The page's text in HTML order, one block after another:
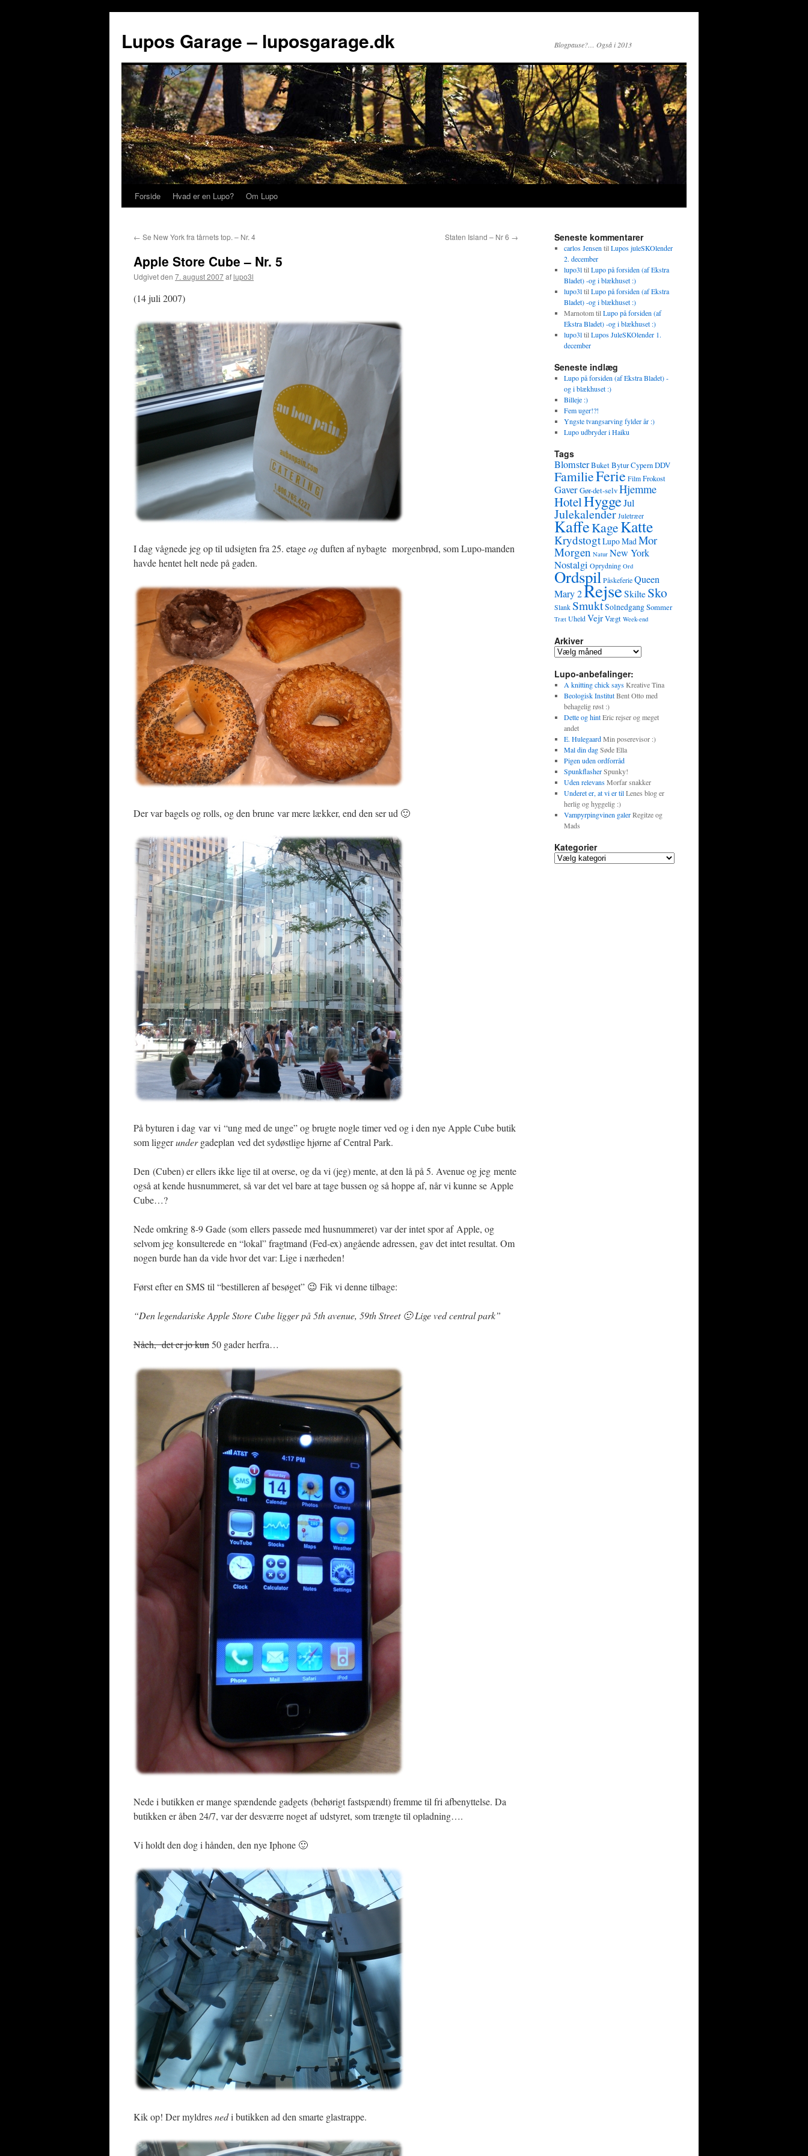
Lupos Garage – luposgarage.dk Blogpause?… Også i 2013
Forside Hvad er en Lupo? Om Lupo
← Se New York fra tårnets top. – Nr. 4 Staten Island – Nr 6 →
Apple Store Cube – Nr. 5
Udgivet den 7. august 2007aflupo3l
(14 juli 2007)
I dag vågnede jeg op til udsigten fra 25. etageogduften af nybagte morgenbrød, som Lupo-manden
havde hentet helt nede på gaden.
Der var bagels og rolls, og den brune var mere lækker, end den ser ud 🙂
På byturen i dag var vi “ung med de unge” og brugte nogle timer ved og i den nye Apple Cube butik
som liggerundergadeplan ved det sydøstlige hjørne af Central Park.
Den (Cuben) er ellers ikke lige til at overse, og da vi (jeg) mente, at den lå på 5. Avenue og jeg mente
også at kende husnummeret, så var det vel bare at tage bussen og så hoppe af, når vi kunne se Apple
Cube…?
Nede omkring 8-9 Gade (som ellers passede med husnummeret) var der intet spor af Apple, og
selvom jeg konsulterede en “lokal” fragtmand (Fed-ex) angående adressen, gav det intet resultat. Om
nogen burde han da vide hvor det var: Lige i nærheden!
Først efter en SMS til “bestilleren af besøget” 😉 Fik vi denne tilbage:
“Den legendariske Apple Store Cube ligger på 5th avenue, 59th Street 🙂 Lige ved central park”
Nåeh, det er jo kun50 gader herfra…
Nede i butikken er mange spændende gadgets (behørigt fastspændt) fremme til fri afbenyttelse. Da
butikken er åben 24/7, var der desværre noget af udstyret, som trængte til opladning….
Vi holdt den dog i hånden, den nye Iphone 🙂
Kik op! Der myldresnedi butikken ad den smarte glastrappe.
Seneste kommentarer
carlos Jensen tilLupos juleSKOlender
2. december
lupo3ltilLupo på forsiden (af Ekstra
Bladet) -og i blækhuset :)
lupo3ltilLupo på forsiden (af Ekstra
Bladet) -og i blækhuset :)
MarnotomtilLupo på forsiden (af
Ekstra Bladet) -og i blækhuset :)
lupo3ltilLupos JuleSKOlender 1.
december
Seneste indlæg
Lupo på forsiden (af Ekstra Bladet) -
og i blækhuset :)
Billeje :)
Fem uger!?!
Yngste tvangsarving fylder år :)
Lupo udbryder i Haiku
Tags
BlomsterBuketByturCypernDDV
FamilieFerie FilmFrokost
GaverGør-det-selvHjemme
HotelHyggeJul
JulekalenderJuletræer
KaffeKageKatte
KrydstogtLupoMadMor
Morgen Natur New York
Nostalgi Oprydning Ord
OrdspilPåskeferieQueen
Mary 2RejseSkilte Sko
SlankSmuktSolnedgangSommer
Træt Uheld VejrVægt Week-end
Arkiver
Lupo-anbefalinger:
A knitting chick saysKreative Tina
Beologisk InstitutBent Otto med
behagelig røst :)
Dette og hintEric rejser og meget
andet
E. HulegaardMin poserevisor :)
Mal din dagSøde Ella
Pigen uden ordforråd
SpunkflasherSpunky!
Uden relevansMorfar snakker
Underet er, at vi er tilLenes blog er
herlig og hyggelig :)
Vampyrpingvinen galerRegitze og
Mads
Kategorier